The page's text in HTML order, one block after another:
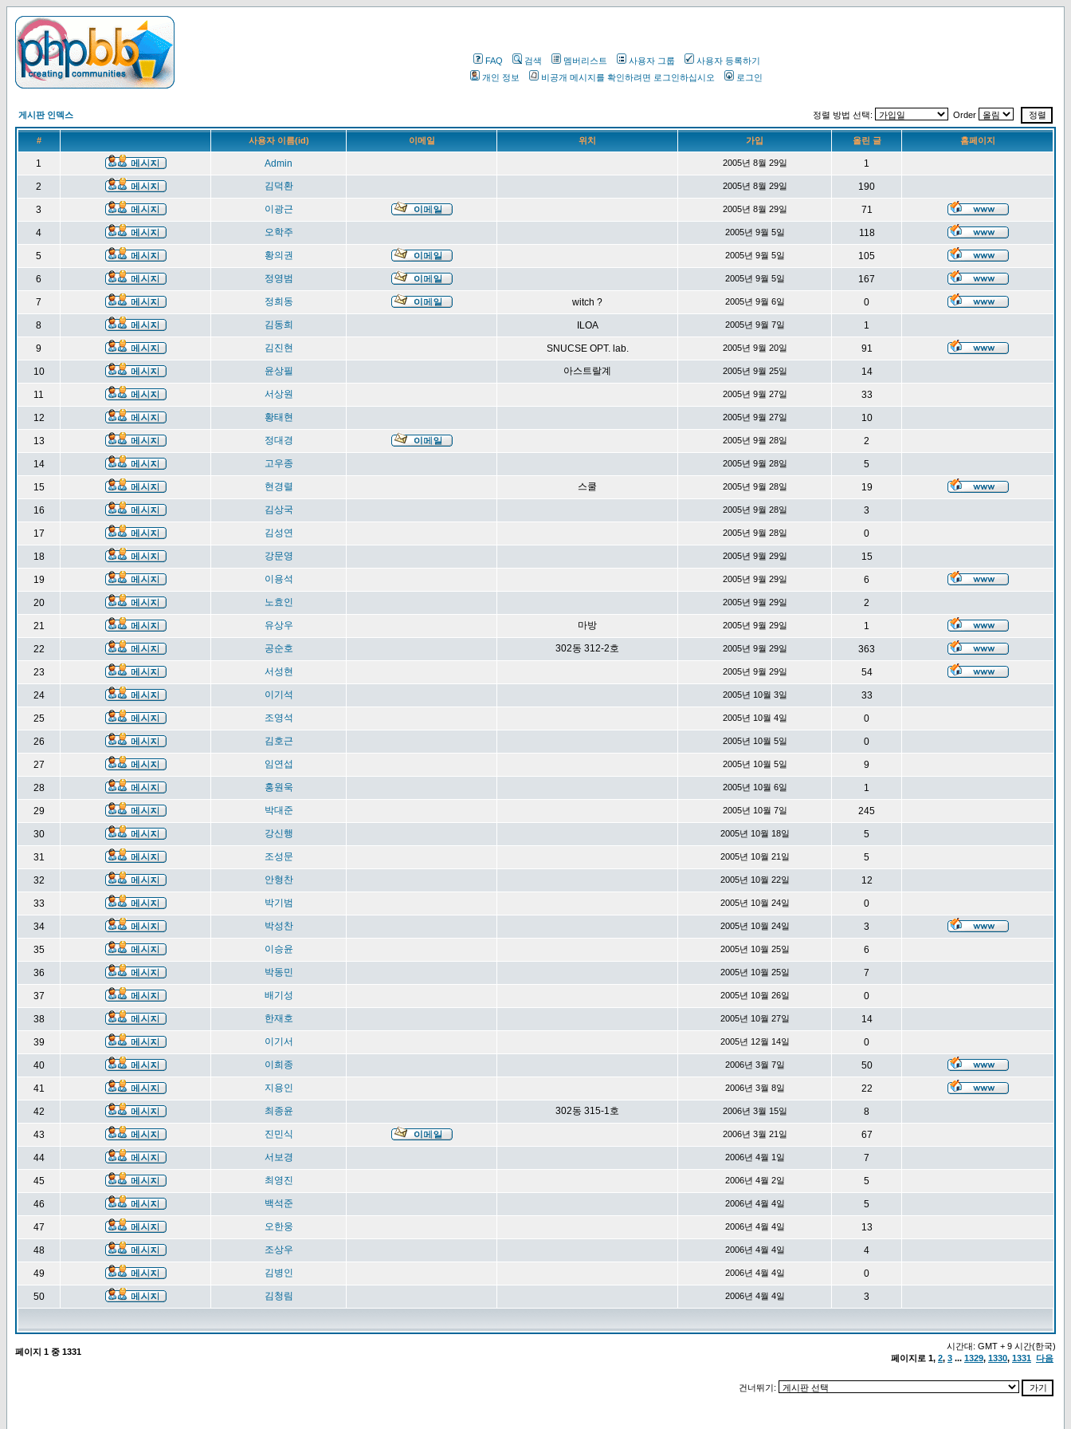
FAQ 검색 멤버리스트 사용자 그룹
사용자 등록하기
개인 정보
비공개 메시지를 확인하려면 로그인하십시오 로그인
게시판 인덱스 정렬 방법 선택: Order
# 사용자 이름(id) 이메일 위치 가입 올린 글 홈페이지
1 Admin 2005년 8월 29일 1
2 김덕환 2005년 8월 29일 190
3 이광근 2005년 8월 29일 71
4 오학주 2005년 9월 5일 118
5 황의권 2005년 9월 5일 105
6 정영범 2005년 9월 5일 167
7 정희동 witch ? 2005년 9월 6일 0
8 김동희 ILOA 2005년 9월 7일 1
9 김진현 SNUCSE OPT. lab. 2005년 9월 20일 91
10 윤상필 아스트랄계 2005년 9월 25일 14
11 서상원 2005년 9월 27일 33
12 황태현 2005년 9월 27일 10
13 정대경 2005년 9월 28일 2
14 고우종 2005년 9월 28일 5
15 현경렬 스쿨 2005년 9월 28일 19
16 김상국 2005년 9월 28일 3
17 김성연 2005년 9월 28일 0
18 강문영 2005년 9월 29일 15
19 이용석 2005년 9월 29일 6
20 노효인 2005년 9월 29일 2
21 유상우 마방 2005년 9월 29일 1
22 공순호 302동 312-2호 2005년 9월 29일 363
23 서성현 2005년 9월 29일 54
24 이기석 2005년 10월 3일 33
25 조영석 2005년 10월 4일 0
26 김호근 2005년 10월 5일 0
27 임연섭 2005년 10월 5일 9
28 홍원욱 2005년 10월 6일 1
29 박대준 2005년 10월 7일 245
30 강신행 2005년 10월 18일 5
31 조성문 2005년 10월 21일 5
32 안형찬 2005년 10월 22일 12
33 박기범 2005년 10월 24일 0
34 박성찬 2005년 10월 24일 3
35 이승윤 2005년 10월 25일 6
36 박동민 2005년 10월 25일 7
37 배기성 2005년 10월 26일 0
38 한재호 2005년 10월 27일 14
39 이기서 2005년 12월 14일 0
40 이희종 2006년 3월 7일 50
41 지용인 2006년 3월 8일 22
42 최종윤 302동 315-1호 2006년 3월 15일 8
43 진민식 2006년 3월 21일 67
44 서보경 2006년 4월 1일 7
45 최영진 2006년 4월 2일 5
46 백석준 2006년 4월 4일 5
47 오한웅 2006년 4월 4일 13
48 조상우 2006년 4월 4일 4
49 김병인 2006년 4월 4일 0
50 김청림 2006년 4월 4일 3
페이지 1 중 1331
시간대: GMT + 9 시간(한국)
페이지로 1, 2, 3 ... 1329, 1330, 1331 다음
건너뛰기: